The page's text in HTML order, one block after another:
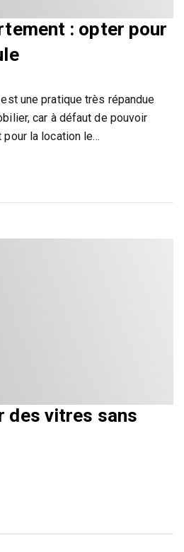
: opter pour
une pratique très répandue
car à défaut de pouvoir
pour la location le…
des vitres sans